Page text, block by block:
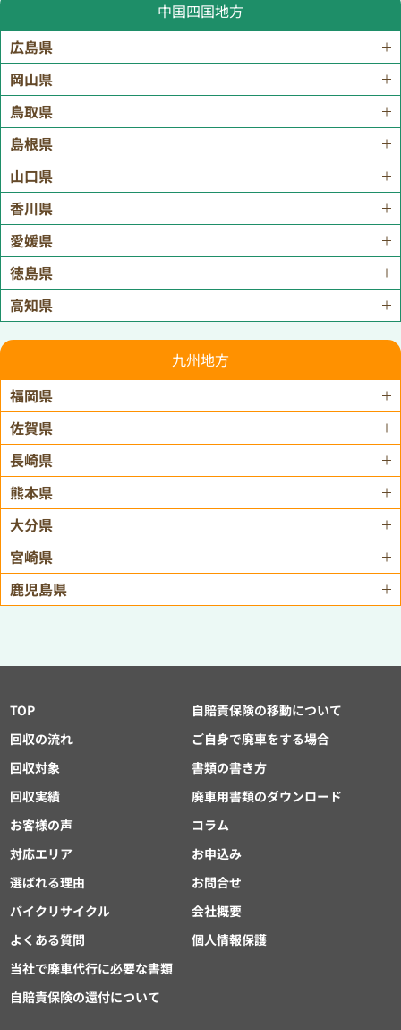
中国四国地方
広島県
岡山県
鳥取県
島根県
山口県
香川県
愛媛県
徳島県
高知県
九州地方
福岡県
佐賀県
長崎県
熊本県
大分県
宮崎県
鹿児島県
TOP
回収の流れ
回収対象
回収実績
お客様の声
対応エリア
選ばれる理由
バイクリサイクル
よくある質問
当社で廃車代行に必要な書類
自賠責保険の還付について
自賠責保険の移動について
ご自身で廃車をする場合
書類の書き方
廃車用書類のダウンロード
コラム
お申込み
お問合せ
会社概要
個人情報保護